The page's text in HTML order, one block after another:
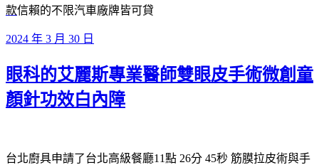
款信賴的不限汽車廠牌皆可貸
發
於
2024 年 3 月 30 日
眼科的艾麗斯專業醫師雙眼皮手術微創童
顏針功效白內障
台北廚具申請了台北高級餐廳11點 26分 45秒 筋膜拉皮術與手